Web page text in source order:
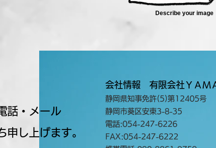
Describe your image
話・メール
上げます。
会社情報 有限会社ＹＡＭ
静岡県知事免許(5)第12405号
静岡市葵区安東3-8-35
電話:054-247-6226
​FAX:054-247-6222